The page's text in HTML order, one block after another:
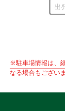
※駐車場情報は、
なる場合もござい